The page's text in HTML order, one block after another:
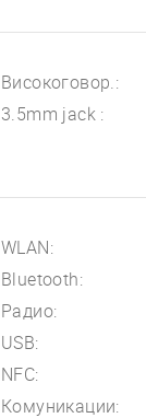
Високоговор.:
3.5mm jack :
WLAN:
Bluetooth:
Радио:
USB:
NFC:
Комуникации: